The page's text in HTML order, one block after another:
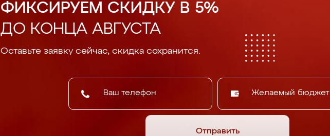
ФИКСИРУЕМ СКИДКУ В 5%
ДО КОНЦА АВГУСТА
Оставьте заявку сейчас, скидка сохранится.
Желаемый бюджет
Отправить